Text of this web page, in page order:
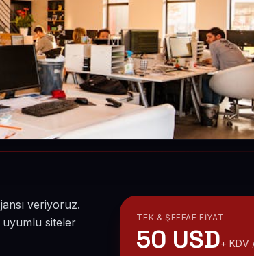
veriyoruz.
uyumlu siteler
TEK & ŞEFFAF FIYAT
50 USD+ KDV